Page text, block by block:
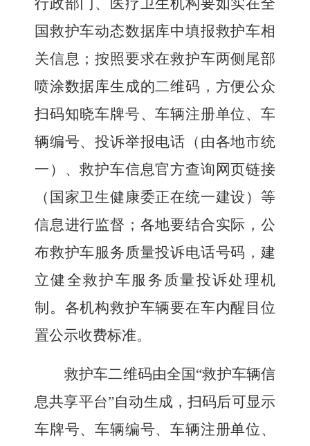
行政部门、医疗卫生机构要如实在全
国救护车动态数据库中填报救护车相
关信息；按照要求在救护车两侧尾部
喷涂数据库生成的二维码，方便公众
扫码知晓车牌号、车辆注册单位、车
辆编号、投诉举报电话（由各地市统
一） 、救护车信息官方查询网页链接
（国家卫生健康委正在统一建设） 等
信息进行监督；各地要结合实际，公
布救护车服务质量投诉电话号码，建
立健全救护车服务质量投诉处理机
制。各机构救护车辆要在车内醒目位
置公示收费标准。
救护车二维码由全国“救护车辆信
息共享平台”自动生成，扫码后可显示
车牌号、车辆编号、车辆注册单位、